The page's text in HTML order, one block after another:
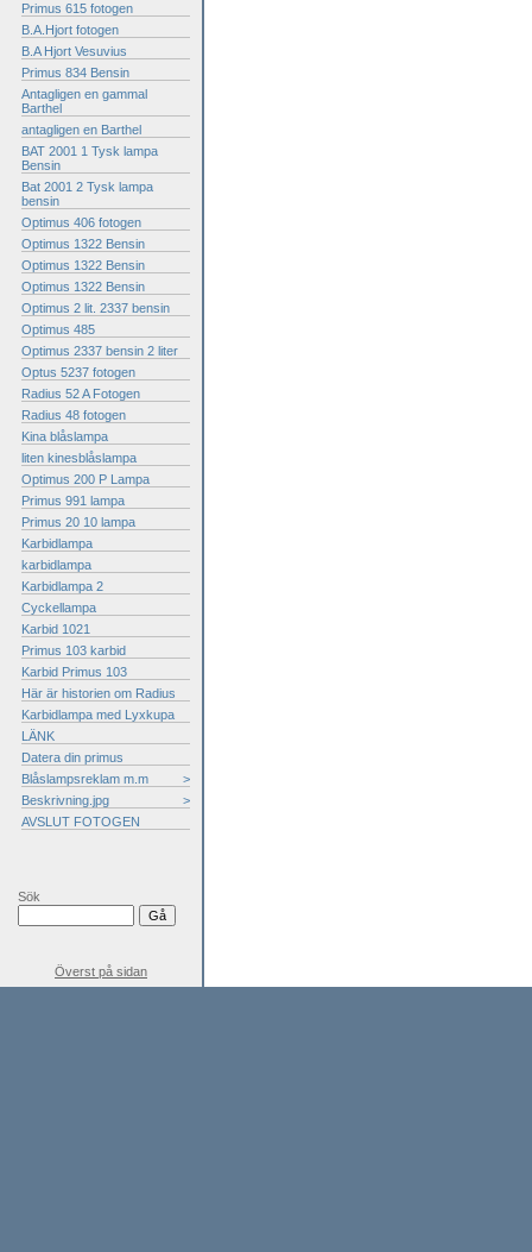
Primus 615 fotogen
B.A.Hjort fotogen
B.A Hjort Vesuvius
Primus 834 Bensin
Antagligen en gammal
Barthel
antagligen en Barthel
BAT 2001 1 Tysk lampa
Bensin
Bat 2001 2 Tysk lampa
bensin
Optimus 406 fotogen
Optimus 1322 Bensin
Optimus 1322 Bensin
Optimus 1322 Bensin
Optimus 2 lit. 2337 bensin
Optimus 485
Optimus 2337 bensin 2 liter
Optus 5237 fotogen
Radius 52 A Fotogen
Radius 48 fotogen
Kina blåslampa
liten kinesblåslampa
Optimus 200 P Lampa
Primus 991 lampa
Primus 20 10 lampa
Karbidlampa
karbidlampa
Karbidlampa 2
Cyckellampa
Karbid 1021
Primus 103 karbid
Karbid Primus 103
Här är historien om Radius
Karbidlampa med Lyxkupa
LÄNK
Datera din primus
Blåslampsreklam m.m
>
Beskrivning.jpg
>
AVSLUT FOTOGEN
Sök
Överst på sidan